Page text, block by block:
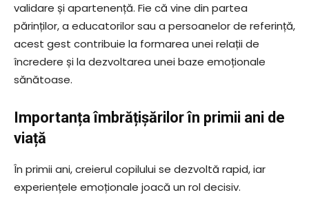
validare și apartenență. Fie că vine din partea
părinților, a educatorilor sau a persoanelor de referință,
acest gest contribuie la formarea unei relații de
încredere și la dezvoltarea unei baze emoționale
sănătoase.
Importanța îmbrățișărilor în primii ani de
viață
În primii ani, creierul copilului se dezvoltă rapid, iar
experiențele emoționale joacă un rol decisiv.